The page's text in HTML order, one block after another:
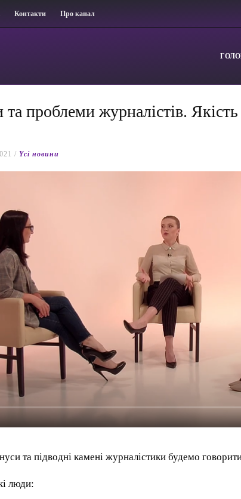
Контакти Про канал
та проблеми журналістів.
/Yсі новини
та підводні камені журналістики будемо
люди: